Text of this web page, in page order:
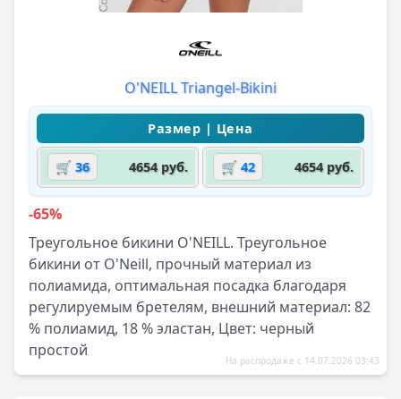
O'NEILL Triangel-Bikini
🛒 36 4654 руб. 🛒 42 4654 руб.
-65%
Треугольное бикини O'NEILL. Треугольное
бикини от O'Neill, прочный материал из
полиамида, оптимальная посадка благодаря
регулируемым бретелям, внешний материал: 82
% полиамид, 18 % эластан, Цвет: черный
простой
На распродаже с 14.07.2026 03:43